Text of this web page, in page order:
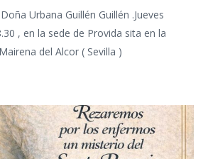
Urbana Guillén Guillén .Jueves
, en la sede de Provida sita en la
del Alcor ( Sevilla )